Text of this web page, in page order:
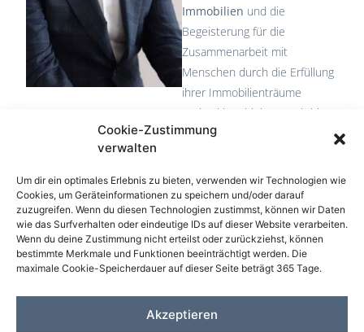
Cookie-Zustimmung
verwalten
Um dir ein optimales Erlebnis zu bieten, verwenden wir Technologien wie
Cookies, um Geräteinformationen zu speichern und/oder darauf
zuzugreifen. Wenn du diesen Technologien zustimmst, können wir Daten
wie das Surfverhalten oder eindeutige IDs auf dieser Website verarbeiten.
Wenn du deine Zustimmung nicht erteilst oder zurückziehst, können
bestimmte Merkmale und Funktionen beeinträchtigt werden. Die
maximale Cookie-Speicherdauer auf dieser Seite beträgt 365 Tage.
Akzeptieren
Immobilien und die
Begeisterung für die
Zusammenarbeit mit
Menschen durch die Erfüllung
ihrer Immobilienträume
optimal kombinieren. Ich bin
hier in Südtirol geboren und
Region sehr genau und bin in
den Bergen zuhause. Ich
spreche selbstverständlich die
italienische ebenso wie die
deutsche Sprache und liebe
die besondere Mischung
zwischen alpenländischer und
mediterraner Lebensart. Liebe